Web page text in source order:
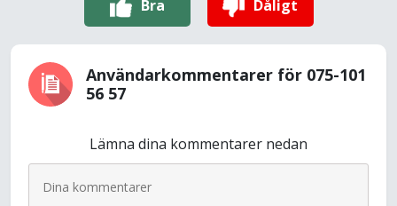
Bra Dåligt
Användarkommentarer för 075-101
56 57
Lämna dina kommentarer nedan